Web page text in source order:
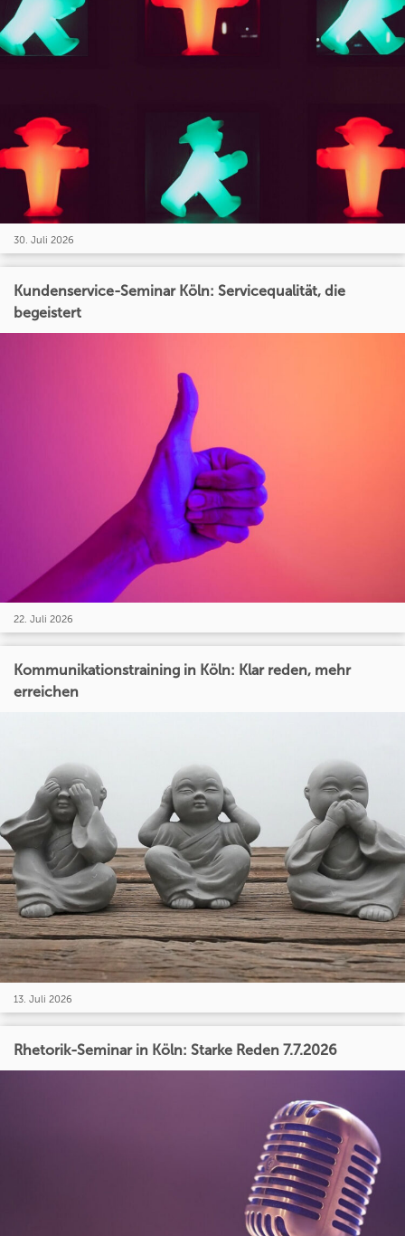
30. Juli 2026
Kundenservice-Seminar Köln: Servicequalität, die
begeistert
22. Juli 2026
Kommunikationstraining in Köln: Klar reden, mehr
erreichen
13. Juli 2026
Rhetorik-Seminar in Köln: Starke Reden 7.7.2026